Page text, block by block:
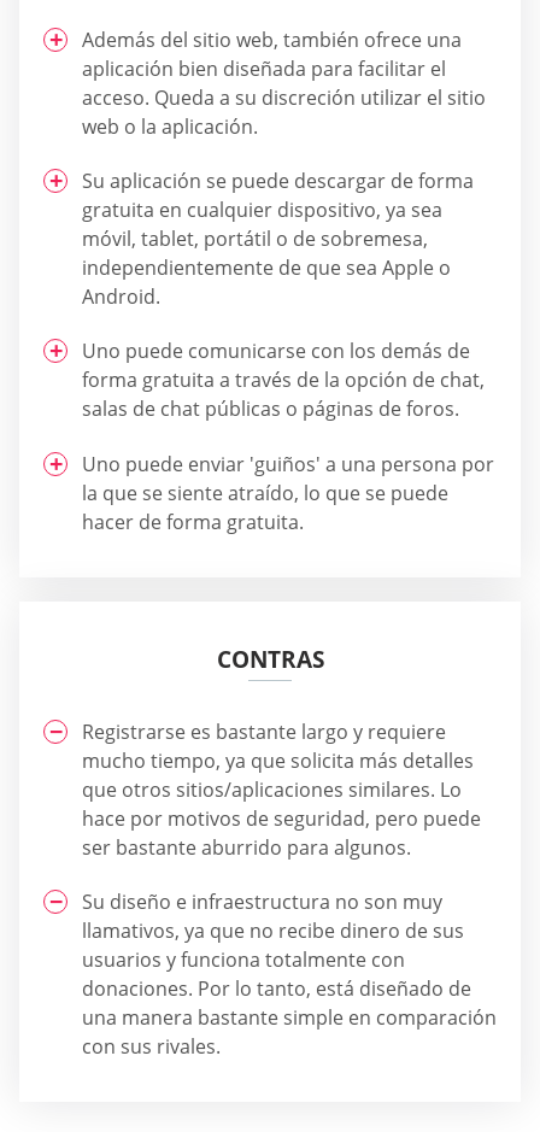
Además del sitio web, también ofrece una
aplicación bien diseñada para facilitar el
acceso. Queda a su discreción utilizar el sitio
web o la aplicación.
Su aplicación se puede descargar de forma
gratuita en cualquier dispositivo, ya sea
móvil, tablet, portátil o de sobremesa,
independientemente de que sea Apple o
Android.
Uno puede comunicarse con los demás de
forma gratuita a través de la opción de chat,
salas de chat públicas o páginas de foros.
Uno puede enviar 'guiños' a una persona por
la que se siente atraído, lo que se puede
hacer de forma gratuita.
CONTRAS
Registrarse es bastante largo y requiere
mucho tiempo, ya que solicita más detalles
que otros sitios/aplicaciones similares. Lo
hace por motivos de seguridad, pero puede
ser bastante aburrido para algunos.
Su diseño e infraestructura no son muy
llamativos, ya que no recibe dinero de sus
usuarios y funciona totalmente con
donaciones. Por lo tanto, está diseñado de
una manera bastante simple en comparación
con sus rivales.